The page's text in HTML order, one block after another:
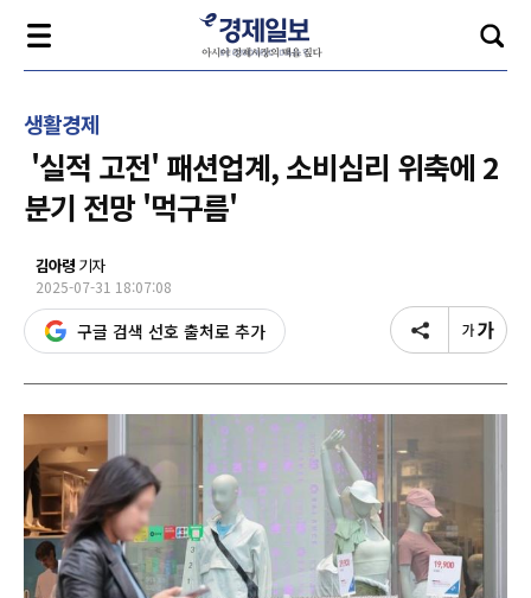
생활경제
'실적 고전' 패션업계, 소비심리 위축에 2
분기 전망 '먹구름'
김아령 기자
2025-07-31 18:07:08
구글 검색 선호 출처로 추가